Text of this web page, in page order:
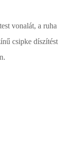
vonalát, a ruha
csipke díszítést